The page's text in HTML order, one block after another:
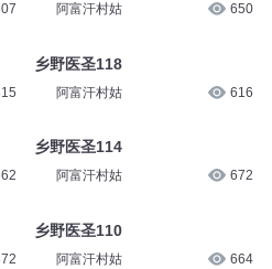
阿富汗村姑 650
乡野医圣118
阿富汗村姑 616
乡野医圣114
阿富汗村姑 672
乡野医圣110
阿富汗村姑 664